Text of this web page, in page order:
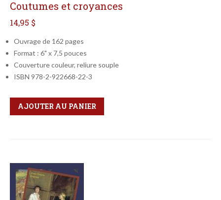
Coutumes et croyances
14,95 $
Ouvrage de 162 pages
Format : 6" x 7,5 pouces
Couverture couleur, reliure souple
ISBN 978-2-922668-22-3
Qté
Format
AJOUTER AU PANIER